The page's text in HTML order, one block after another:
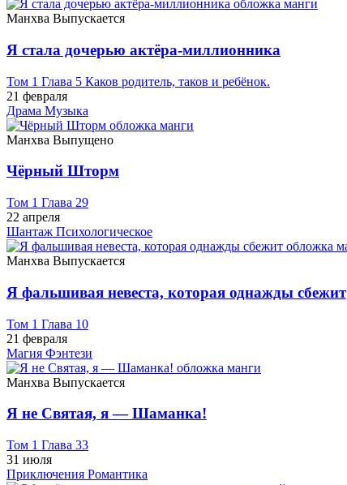
Манхва Выпускается
Я стала дочерью актёра-миллионника
Том 1 Глава 5 Каков родитель, таков и ребёнок.
21 февраля
Драма Музыка
Манхва Выпущено
Чёрный Шторм
Том 1 Глава 29
22 апреля
Шантаж Психологическое
Манхва Выпускается
Я фальшивая невеста, которая однажды сбежит
Том 1 Глава 10
21 февраля
Магия Фэнтези
Манхва Выпускается
Я не Святая, я — Шаманка!
Том 1 Глава 33
31 июля
Приключения Романтика